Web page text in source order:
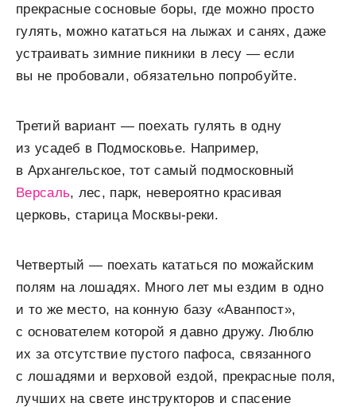
прекрасные сосновые боры, где можно просто
гулять, можно кататься на лыжах и санях, даже
устраивать зимние пикники в лесу — если
вы не пробовали, обязательно попробуйте.
Третий вариант — поехать гулять в одну
из усадеб в Подмосковье. Например,
в Архангельское, тот самый подмосковный
Версаль, лес, парк, невероятно красивая
церковь, старица Москвы-реки.
Четвертый — поехать кататься по можайским
полям на лошадях. Много лет мы ездим в одно
и то же место, на конную базу «Аванпост»,
с основателем которой я давно дружу. Люблю
их за отсутствие пустого пафоса, связанного
с лошадями и верховой ездой, прекрасные поля,
лучших на свете инструкторов и спасение